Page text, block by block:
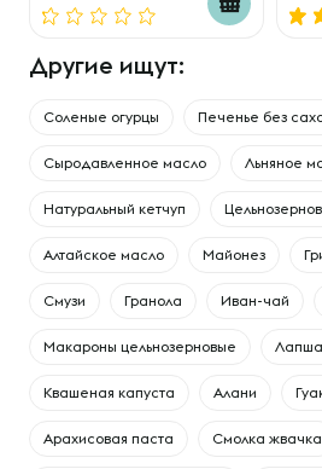
Другие ищут:
Соленые огурцы Печенье без
Сыродавленное масло Льняное
Натуральный кетчуп
Алтайское масло Майонез
Смузи Гранола Иван-чай
Макароны цельнозерновые
Квашеная капуста Алани
Арахисовая паста Смолка жвачка